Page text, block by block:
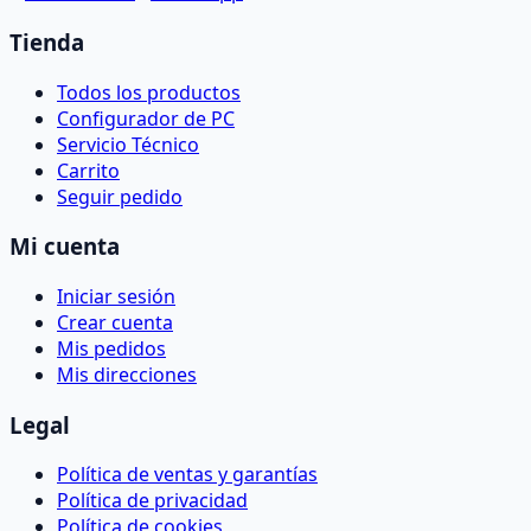
Tienda
Todos los productos
Configurador de PC
Servicio Técnico
Carrito
Seguir pedido
Mi cuenta
Iniciar sesión
Crear cuenta
Mis pedidos
Mis direcciones
Legal
Política de ventas y garantías
Política de privacidad